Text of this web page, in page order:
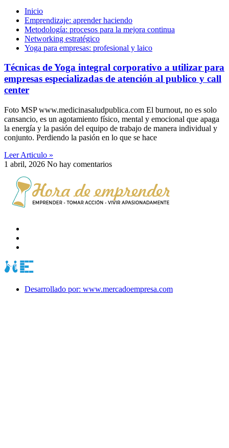
Inicio
Emprendizaje: aprender haciendo
Metodología: procesos para la mejora continua
Networking estratégico
Yoga para empresas: profesional y laico
Técnicas de Yoga integral corporativo a utilizar para
empresas especializadas de atención al publico y call
center
Foto MSP www.medicinasaludpublica.com El burnout, no es solo
cansancio, es un agotamiento físico, mental y emocional que apaga
la energía y la pasión del equipo de trabajo de manera individual y
conjunto. Perdiendo la pasión en lo que se hace
Leer Articulo »
1 abril, 2026 No hay comentarios
Desarrollado por: www.mercadoempresa.com